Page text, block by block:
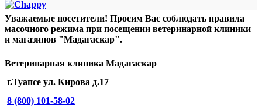
Уважаемые посетители! Просим Вас соблюдать правила
масочного режима при посещении ветеринарной клиники
и магазинов "Мадагаскар".
Ветеринарная клиника Мадагаскар
г.Туапсе ул. Кирова д.17
8 (800) 101-58-02